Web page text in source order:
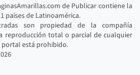
de Publicar contiene la
países de Latinoamérica.
son propiedad de la compañía
reproducción total o parcial de cualquier
está prohibido.